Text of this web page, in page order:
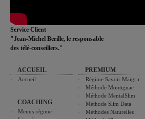
Service Client
"Jean-Michel Berille, le responsable
des télé-conseillers."
ACCUEIL
Accueil
COACHING
Menus régime
PREMIUM
Régime Savoir Maigrir
Méthode Montignac
Méthode MentalSlim
Méthode Slim Data
Méthodes Naturelles